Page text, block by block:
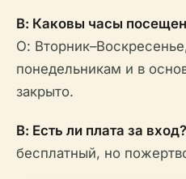
В: Каковы часы
О:
понедельникам и в
закрыто.
В: Есть ли плата за вход?
бесплатный, но